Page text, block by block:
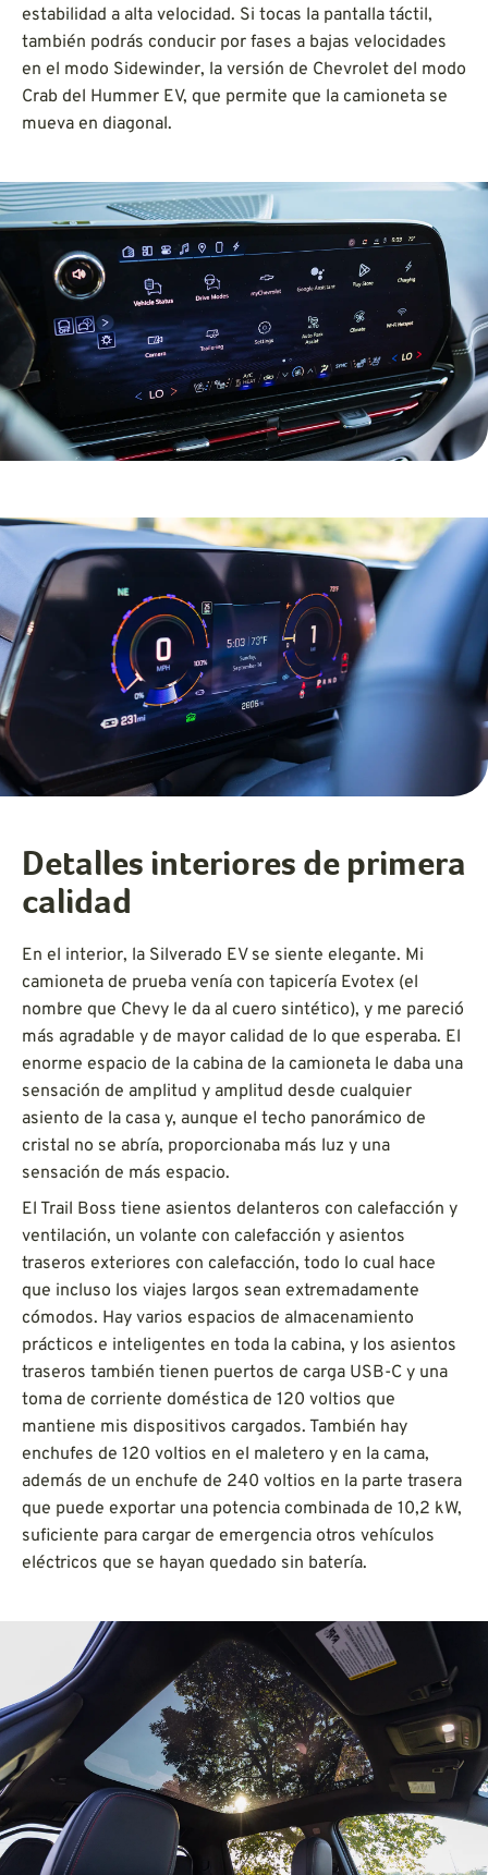
estabilidad a alta velocidad. Si tocas la pantalla táctil,
también podrás conducir por fases a bajas velocidades
en el modo Sidewinder, la versión de Chevrolet del modo
Crab del Hummer EV, que permite que la camioneta se
mueva en diagonal.
Detalles interiores de primera
calidad
En el interior, la Silverado EV se siente elegante. Mi
camioneta de prueba venía con tapicería Evotex (el
nombre que Chevy le da al cuero sintético), y me pareció
más agradable y de mayor calidad de lo que esperaba. El
enorme espacio de la cabina de la camioneta le daba una
sensación de amplitud y amplitud desde cualquier
asiento de la casa y, aunque el techo panorámico de
cristal no se abría, proporcionaba más luz y una
sensación de más espacio.
El Trail Boss tiene asientos delanteros con calefacción y
ventilación, un volante con calefacción y asientos
traseros exteriores con calefacción, todo lo cual hace
que incluso los viajes largos sean extremadamente
cómodos. Hay varios espacios de almacenamiento
prácticos e inteligentes en toda la cabina, y los asientos
traseros también tienen puertos de carga USB-C y una
toma de corriente doméstica de 120 voltios que
mantiene mis dispositivos cargados. También hay
enchufes de 120 voltios en el maletero y en la cama,
además de un enchufe de 240 voltios en la parte trasera
que puede exportar una potencia combinada de 10,2 kW,
suficiente para cargar de emergencia otros vehículos
eléctricos que se hayan quedado sin batería.